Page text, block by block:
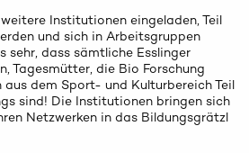
Institutionen eingeladen, Teil
und sich in Arbeitsgruppen
sehr, dass sämtliche Esslinger
Tagesmütter, die Bio Forschung
dem Sport- und Kulturbereich Teil
sind! Die Institutionen bringen sich
Netzwerken in das Bildungsgrätzl